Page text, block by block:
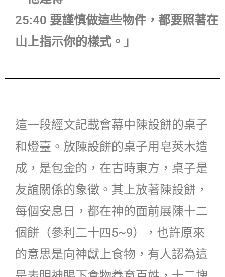
25:40 要謹慎做這些物件，都要照著在
山上指示你的樣式。」
這一段經文記載會幕中陳設餅的桌子
和燈臺。放陳設餅的桌子用皂莢木造
成，是包金的，在古時東方，桌子是
友誼關係的象徵。其上放著陳設餅，
每個安息日，都在神的面前展陳十二
個餅（參利二十四5~9），也許原來
的意思是向神獻上食物，有人認為這